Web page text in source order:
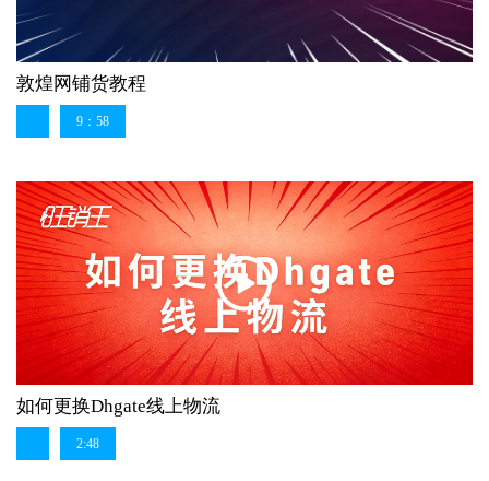
敦煌网铺货教程
9：58
如何更换Dhgate线上物流
2:48